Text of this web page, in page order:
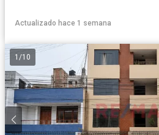
Actualizado hace 1 semana
1 /10